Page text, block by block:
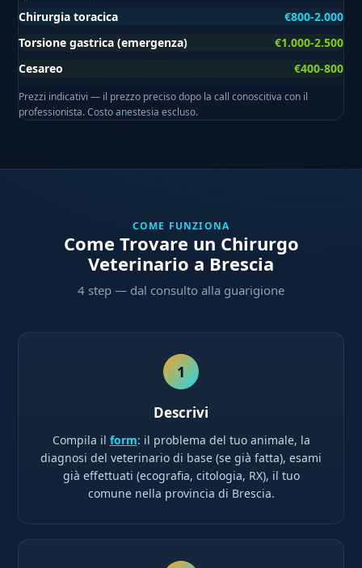
Chirurgia toracica
€800-2.000
Torsione gastrica (emergenza)
€1.000-2.500
Cesareo
€400-800
Prezzi indicativi — il prezzo preciso dopo la call conoscitiva con il
professionista. Costo anestesia escluso.
COME FUNZIONA
Come Trovare un Chirurgo
Veterinario a Brescia
4 step — dal consulto alla guarigione
1
Descrivi
Compila il form: il problema del tuo animale, la
diagnosi del veterinario di base (se già fatta), esami
già effettuati (ecografia, citologia, RX), il tuo
comune nella provincia di Brescia.